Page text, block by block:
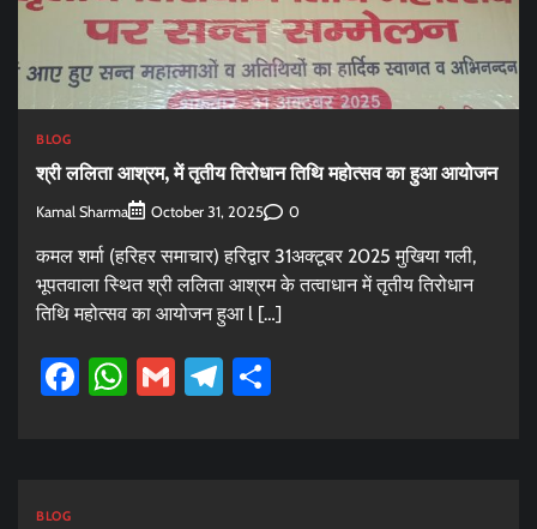
BLOG
श्री ललिता आश्रम, में तृतीय तिरोधान तिथि महोत्सव का हुआ आयोजन
Kamal Sharma October 31, 2025 0
कमल शर्मा (हरिहर समाचार) हरिद्वार 31अक्टूबर 2025 मुखिया गली,
भूपतवाला स्थित श्री ललिता आश्रम के तत्वाधान में तृतीय तिरोधान
तिथि महोत्सव का आयोजन हुआ l […]
Facebook
WhatsApp
GmailTelegram
BLOG